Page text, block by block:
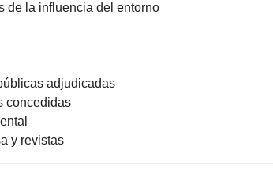
de la influencia del entorno
adjudicadas
concedidas
y revistas